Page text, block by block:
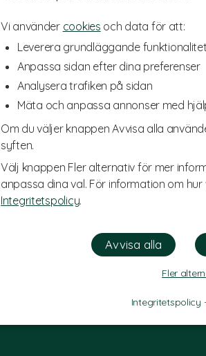
Vi använder cookies och data för att:
Leverera grundläggande funktionalitet
Anpassa sidan efter dina preferenser
Analysera trafiken på sidan
Mäta och anpassa annonser med
Om du väljer knappen Avvisa alla
syften.
Välj knappen Fler alternativ för mer
anpassa dina val. För information om
Integritetspolicy.
Fler
Integritetspolicy